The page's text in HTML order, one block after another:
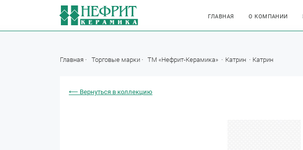
ГЛАВНАЯ О КОМПАНИИ
Главная Торговые марки ТМ «Нефрит-Керамика» Катрин Катрин
⟵ Вернуться в коллекцию